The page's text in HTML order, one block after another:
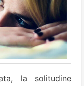
la solitudine